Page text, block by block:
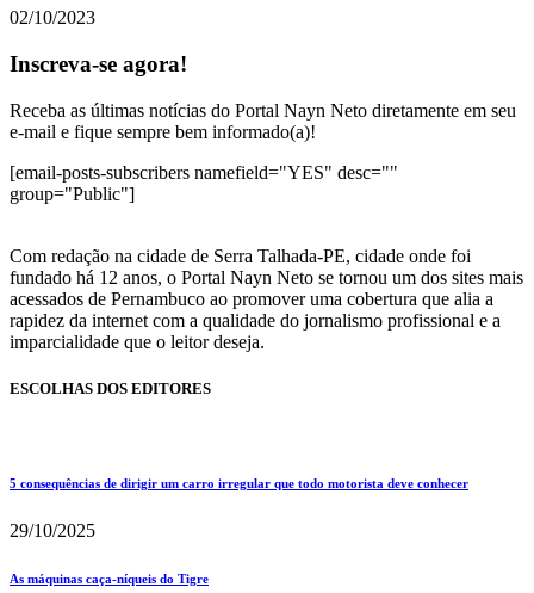
02/10/2023
Inscreva-se agora!
Receba as últimas notícias do Portal Nayn Neto diretamente em seu
e-mail e fique sempre bem informado(a)!
[email-posts-subscribers namefield="YES" desc=""
group="Public"]
Com redação na cidade de Serra Talhada-PE, cidade onde foi
fundado há 12 anos, o Portal Nayn Neto se tornou um dos sites mais
acessados de Pernambuco ao promover uma cobertura que alia a
rapidez da internet com a qualidade do jornalismo profissional e a
imparcialidade que o leitor deseja.
ESCOLHAS DOS EDITORES
5 consequências de dirigir um carro irregular que todo motorista deve conhecer
29/10/2025
As máquinas caça-níqueis do Tigre